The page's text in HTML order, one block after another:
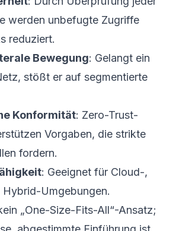
werden unbefugte Zugriffe
reduziert.
Bewegung: Gelangt ein
stößt er auf segmentierte
Konformität: Zero-Trust-
Vorgaben, die strikte
fordern.
: Geeignet für Cloud-,
Umgebungen.
„One-Size-Fits-All“-Ansatz;